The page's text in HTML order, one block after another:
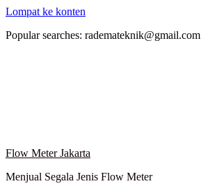
Lompat ke konten
Popular searches: rademateknik@gmail.com
Flow Meter Jakarta
Menjual Segala Jenis Flow Meter